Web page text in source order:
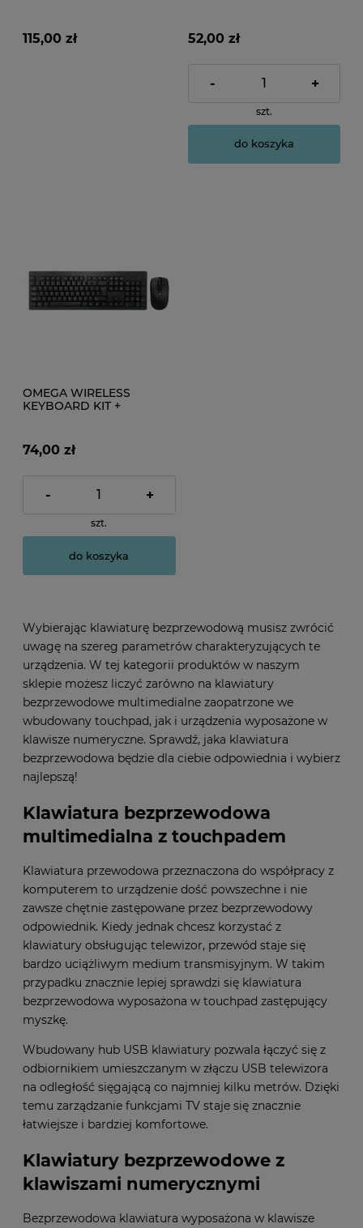
115,00 zł 52,00 zł
- +
szt.
do koszyka
OMEGA WIRELESS
KEYBOARD KIT +
74,00 zł
- +
szt.
do koszyka
Wybierając klawiaturę bezprzewodową musisz zwrócić
uwagę na szereg parametrów charakteryzujących te
urządzenia. W tej kategorii produktów w naszym
sklepie możesz liczyć zarówno na klawiatury
bezprzewodowe multimedialne zaopatrzone we
wbudowany touchpad, jak i urządzenia wyposażone w
klawisze numeryczne. Sprawdź, jaka klawiatura
bezprzewodowa będzie dla ciebie odpowiednia i wybierz
najlepszą!
Klawiatura bezprzewodowa
multimedialna z touchpadem
Klawiatura przewodowa przeznaczona do współpracy z
komputerem to urządzenie dość powszechne i nie
zawsze chętnie zastępowane przez bezprzewodowy
odpowiednik. Kiedy jednak chcesz korzystać z
klawiatury obsługując telewizor, przewód staje się
bardzo uciążliwym medium transmisyjnym. W takim
przypadku znacznie lepiej sprawdzi się klawiatura
bezprzewodowa wyposażona w touchpad zastępujący
myszkę.
Wbudowany hub USB klawiatury pozwala łączyć się z
odbiornikiem umieszczanym w złączu USB telewizora
na odległość sięgającą co najmniej kilku metrów. Dzięki
temu zarządzanie funkcjami TV staje się znacznie
łatwiejsze i bardziej komfortowe.
Klawiatury bezprzewodowe z
klawiszami numerycznymi
Bezprzewodowa klawiatura wyposażona w klawisze